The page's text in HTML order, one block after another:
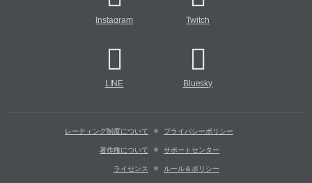
Instagram Twitch
LINE Bluesky
レーティング制度について プライバシーポリシー
著作権について サポートセンター
ライセンス ルール＆ポリシー